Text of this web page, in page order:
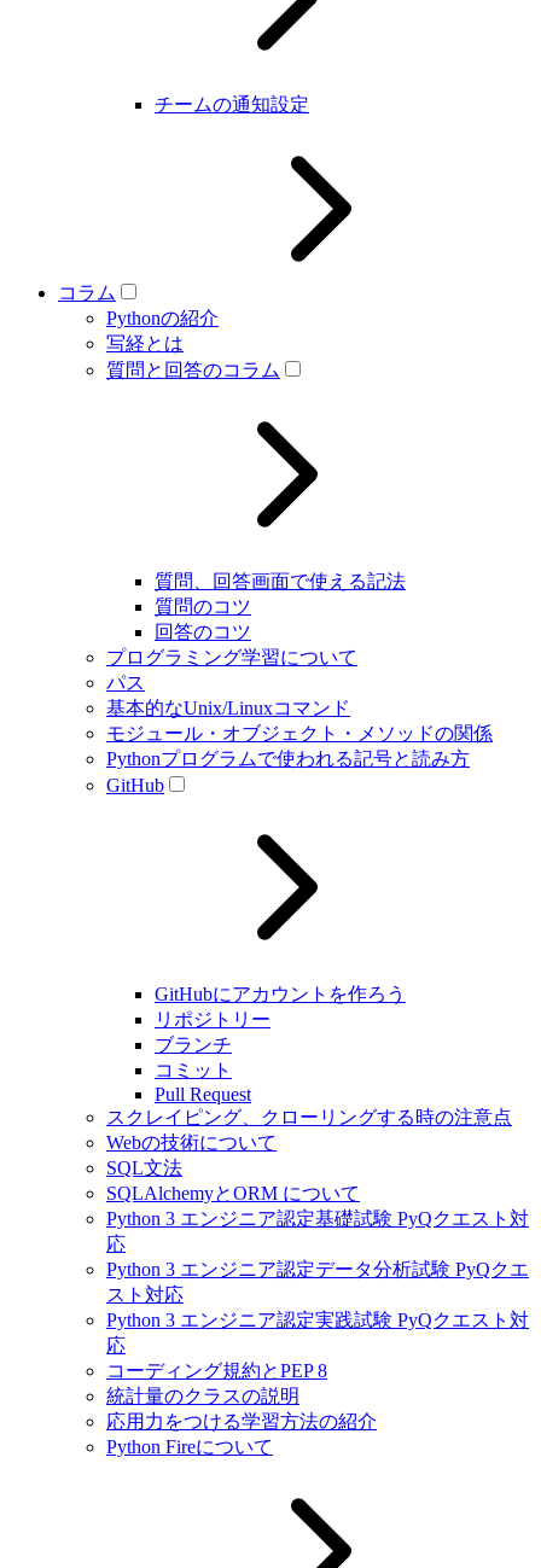
チームの通知設定
コラム
Pythonの紹介
写経とは
質問と回答のコラム
質問、回答画面で使える記法
質問のコツ
回答のコツ
プログラミング学習について
パス
基本的なUnix/Linuxコマンド
モジュール・オブジェクト・メソッドの関係
Pythonプログラムで使われる記号と読み方
GitHub
GitHubにアカウントを作ろう
リポジトリー
ブランチ
コミット
Pull Request
スクレイピング、クローリングする時の注意点
Webの技術について
SQL文法
SQLAlchemyとORM について
Python 3 エンジニア認定基礎試験 PyQクエスト対
応
Python 3 エンジニア認定データ分析試験 PyQクエ
スト対応
Python 3 エンジニア認定実践試験 PyQクエスト対
応
コーディング規約とPEP 8
統計量のクラスの説明
応用力をつける学習方法の紹介
Python Fireについて